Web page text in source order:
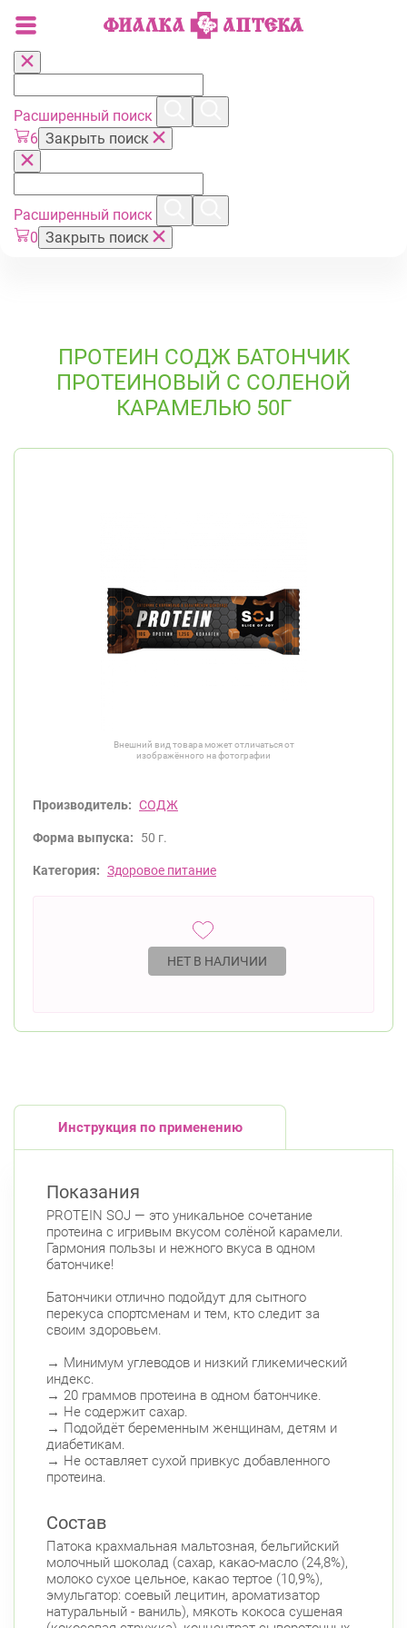
Расширенный поиск
6 Закрыть поиск
Расширенный поиск
0 Закрыть поиск
ПРОТЕИН СОДЖ БАТОНЧИК
ПРОТЕИНОВЫЙ С СОЛЕНОЙ
КАРАМЕЛЬЮ 50Г
Внешний вид товара может отличаться от
изображённого на фотографии
Производитель: СОДЖ
Форма выпуска: 50 г.
Категория: Здоровое питание
НЕТ В НАЛИЧИИ
Инструкция по применению
Показания
PROTEIN SOJ — это уникальное сочетание
протеина с игривым вкусом солёной карамели.
Гармония пользы и нежного вкуса в одном
батончике!
Батончики отлично подойдут для сытного
перекуса спортсменам и тем, кто следит за
своим здоровьем.
→ Минимум углеводов и низкий гликемический
индекс.
→ 20 граммов протеина в одном батончике.
→ Не содержит сахар.
→ Подойдёт беременным женщинам, детям и
диабетикам.
→ Не оставляет сухой привкус добавленного
протеина.
Состав
Патока крахмальная мальтозная, бельгийский
молочный шоколад (сахар, какао-масло (24,8%),
молоко сухое цельное, какао тертое (10,9%),
эмульгатор: соевый лецитин, ароматизатор
натуральный - ваниль), мякоть кокоса сушеная